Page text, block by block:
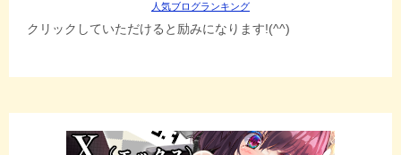
人気ブログランキング
クリックしていただけると励みになります!(^^)